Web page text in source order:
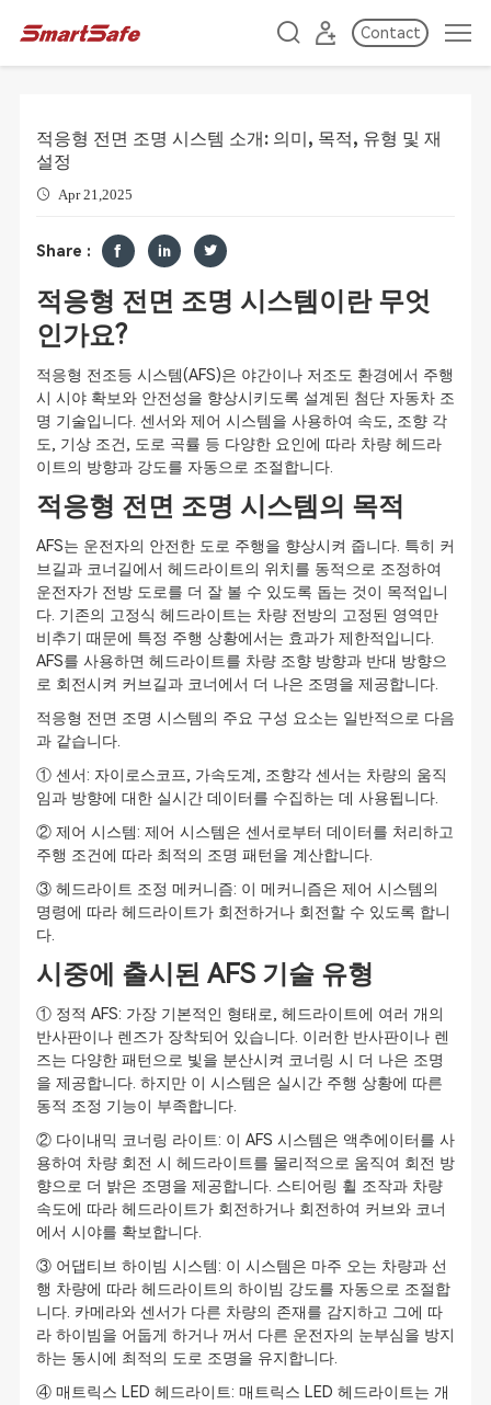
Contact
적응형 전면 조명 시스템 소개: 의미, 목적, 유형 및 재
설정
Apr 21,2025
Share :
적응형 전면 조명 시스템이란 무엇
인가요?
적응형 전조등 시스템(AFS)은 야간이나 저조도 환경에서 주행
시 시야 확보와 안전성을 향상시키도록 설계된 첨단 자동차 조
명 기술입니다. 센서와 제어 시스템을 사용하여 속도, 조향 각
도, 기상 조건, 도로 곡률 등 다양한 요인에 따라 차량 헤드라
이트의 방향과 강도를 자동으로 조절합니다.
적응형 전면 조명 시스템의 목적
AFS는 운전자의 안전한 도로 주행을 향상시켜 줍니다. 특히 커
브길과 코너길에서 헤드라이트의 위치를 동적으로 조정하여
운전자가 전방 도로를 더 잘 볼 수 있도록 돕는 것이 목적입니
다. 기존의 고정식 헤드라이트는 차량 전방의 고정된 영역만
비추기 때문에 특정 주행 상황에서는 효과가 제한적입니다.
AFS를 사용하면 헤드라이트를 차량 조향 방향과 반대 방향으
로 회전시켜 커브길과 코너에서 더 나은 조명을 제공합니다.
적응형 전면 조명 시스템의 주요 구성 요소는 일반적으로 다음
과 같습니다.
① 센서: 자이로스코프, 가속도계, 조향각 센서는 차량의 움직
임과 방향에 대한 실시간 데이터를 수집하는 데 사용됩니다.
② 제어 시스템: 제어 시스템은 센서로부터 데이터를 처리하고
주행 조건에 따라 최적의 조명 패턴을 계산합니다.
③ 헤드라이트 조정 메커니즘: 이 메커니즘은 제어 시스템의
명령에 따라 헤드라이트가 회전하거나 회전할 수 있도록 합니
다.
시중에 출시된 AFS 기술 유형
① 정적 AFS: 가장 기본적인 형태로, 헤드라이트에 여러 개의
반사판이나 렌즈가 장착되어 있습니다. 이러한 반사판이나 렌
즈는 다양한 패턴으로 빛을 분산시켜 코너링 시 더 나은 조명
을 제공합니다. 하지만 이 시스템은 실시간 주행 상황에 따른
동적 조정 기능이 부족합니다.
② 다이내믹 코너링 라이트: 이 AFS 시스템은 액추에이터를 사
용하여 차량 회전 시 헤드라이트를 물리적으로 움직여 회전 방
향으로 더 밝은 조명을 제공합니다. 스티어링 휠 조작과 차량
속도에 따라 헤드라이트가 회전하거나 회전하여 커브와 코너
에서 시야를 확보합니다.
③ 어댑티브 하이빔 시스템: 이 시스템은 마주 오는 차량과 선
행 차량에 따라 헤드라이트의 하이빔 강도를 자동으로 조절합
니다. 카메라와 센서가 다른 차량의 존재를 감지하고 그에 따
라 하이빔을 어둡게 하거나 꺼서 다른 운전자의 눈부심을 방지
하는 동시에 최적의 도로 조명을 유지합니다.
④ 매트릭스 LED 헤드라이트: 매트릭스 LED 헤드라이트는 개